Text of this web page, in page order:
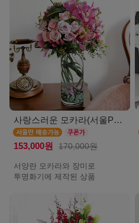
사랑스러운 모카라(서울P_예약배송)
153,000원 170,000원
서양란 모카라와 장미로
투명화기에 제작된 상품